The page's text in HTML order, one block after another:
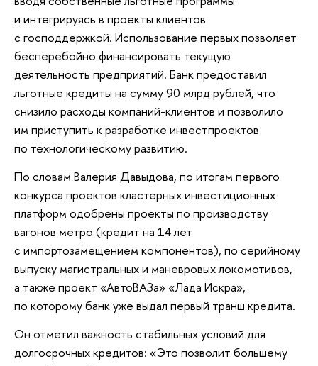
и интегрируясь в проекты клиентов
с господдержкой. Использование первых позволяет
бесперебойно финансировать текущую
деятельность предприятий. Банк предоставил
льготные кредиты на сумму 90 млрд рублей, что
снизило расходы компаний-клиентов и позволило
им приступить к разработке инвестпроектов
по технологическому развитию.
По словам Валерия Давыдова, по итогам первого
конкурса проектов кластерных инвестиционных
платформ одобрены проекты по производству
вагонов метро (кредит на 14 лет
с импортозамещением компонентов), по серийному
выпуску магистральных и маневровых локомотивов,
а также проект «АвтоВАЗа» «Лада Искра»,
по которому банк уже выдал первый транш кредита.
Он отметил важность стабильных условий для
долгосрочных кредитов: «Это позволит большему